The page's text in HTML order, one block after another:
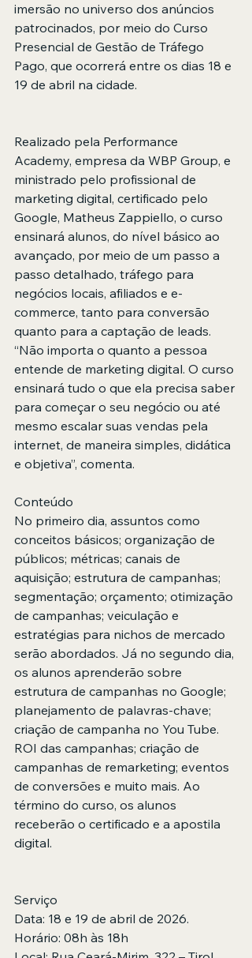
imersão no universo dos anúncios
patrocinados, por meio do Curso
Presencial de Gestão de Tráfego
Pago, que ocorrerá entre os dias 18 e
19 de abril na cidade.
Realizado pela Performance
Academy, empresa da WBP Group, e
ministrado pelo profissional de
marketing digital, certificado pelo
Google, Matheus Zappiello, o curso
ensinará alunos, do nível básico ao
avançado, por meio de um passo a
passo detalhado, tráfego para
negócios locais, afiliados e e-
commerce, tanto para conversão
quanto para a captação de leads.
“Não importa o quanto a pessoa
entende de marketing digital. O curso
ensinará tudo o que ela precisa saber
para começar o seu negócio ou até
mesmo escalar suas vendas pela
internet, de maneira simples, didática
e objetiva”, comenta.
Conteúdo
No primeiro dia, assuntos como
conceitos básicos; organização de
públicos; métricas; canais de
aquisição; estrutura de campanhas;
segmentação; orçamento; otimização
de campanhas; veiculação e
estratégias para nichos de mercado
serão abordados. Já no segundo dia,
os alunos aprenderão sobre
estrutura de campanhas no Google;
planejamento de palavras-chave;
criação de campanha no You Tube.
ROI das campanhas; criação de
campanhas de remarketing; eventos
de conversões e muito mais. Ao
término do curso, os alunos
receberão o certificado e a apostila
digital.
Serviço
Data: 18 e 19 de abril de 2026.
Horário: 08h às 18h